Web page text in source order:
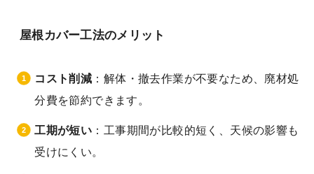
屋根カバー工法のメリット
コスト削減 ：解体・撤去作業が不要なため、廃材処
分費を節約できます。
工期が短い ：工事期間が比較的短く、天候の影響も
受けにくい。